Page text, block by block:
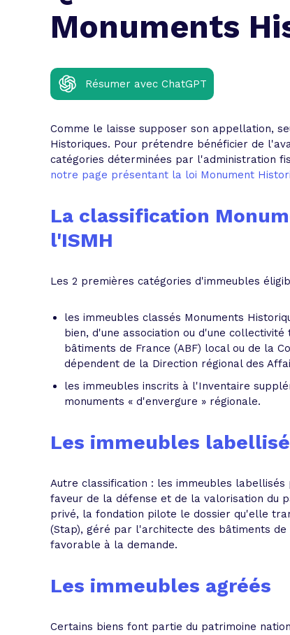
Profitez de notre expertise au
Trouvez votre prêt conso au
Bénéficiez de notre expertise en
Monuments
Résumer avec ChatGPT
Comme le laisse supposer son appellation,
Historiques. Pour prétendre bénéficier de
catégories déterminées par l'administration
notre page présentant la loi Monument
La classification
l'ISMH
Les 2 premières catégories d'immeubles
les immeubles classés Monuments
bien, d'une association ou d'une
bâtiments de France (ABF) local ou de la
dépendent de la Direction régional des
les immeubles inscrits à l'Inventaire
monuments « d'envergure » régionale.
Les immeubles
Autre classification : les immeubles
faveur de la défense et de la valorisation du
privé, la fondation pilote le dossier qu'elle
(Stap), géré par l'architecte des bâtiments
favorable à la demande.
Les immeubles agréés
Certains biens font partie du patrimoine